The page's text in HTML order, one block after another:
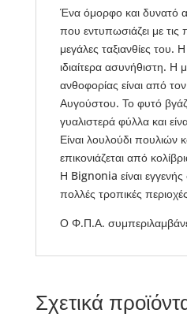
Ένα όμορφο και δυνατό
που εντυπωσιάζει με τις
μεγάλες ταξιανθίες του. Η
ιδιαίτερα ασυνήθιστη. Η
ανθοφορίας είναι από
Αυγούστου. Το φυτό
γυαλιστερά φύλλα και
Είναι λουλούδι πουλιών
επικονιάζεται από
Η Bignonia είναι
πολλές τροπικές
Ο Φ.Π.Α.
Σχετικά